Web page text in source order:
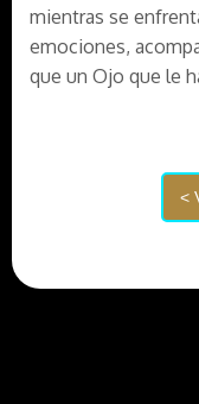
mientras se
emociones,
que un Ojo que le